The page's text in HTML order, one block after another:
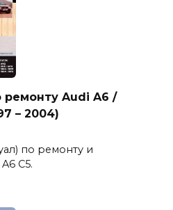
ремонту Audi A6 /
– 2004)
по ремонту и
C5.